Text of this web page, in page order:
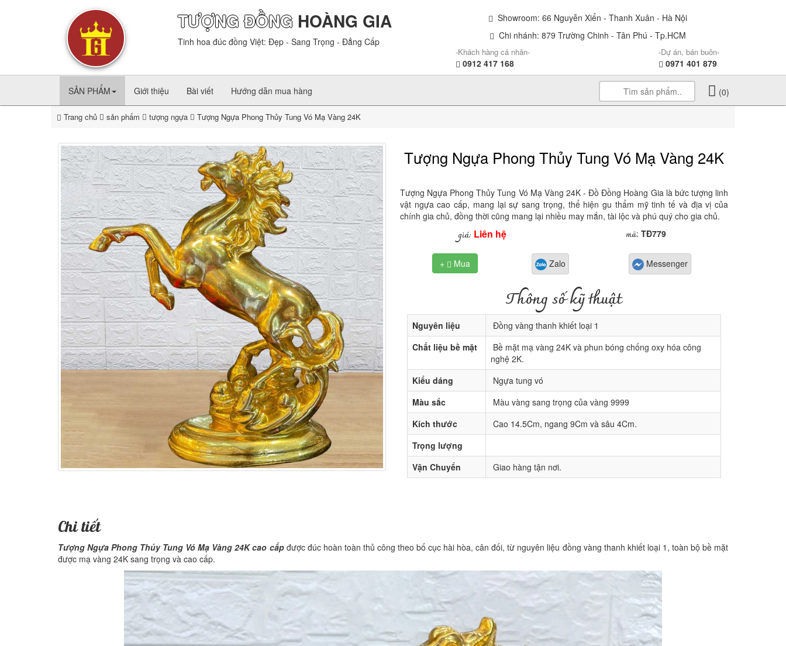
TƯỢNG ĐỒNG HOÀNG GIA
Tinh hoa đúc đồng Việt: Đẹp - Sang Trọng - Đẳng Cấp
Showroom: 66 Nguyễn Xiển - Thanh Xuân - Hà Nội
Chi nhánh: 879 Trường Chinh - Tân Phú - Tp.HCM
-Khách hàng cá nhân-
0912 417 168
-Dự án, bán buôn-
0971 401 879
SẢN PHẨM Giới thiệu Bài viết Hướng dẫn mua hàng (0)
Trang chủ sản phẩm tượng ngựa Tượng Ngựa Phong Thủy Tung Vó Mạ Vàng 24K
Tượng Ngựa Phong Thủy Tung Vó Mạ Vàng 24K
Tượng Ngựa Phong Thủy Tung Vó Mạ Vàng 24K - Đồ Đồng Hoàng Gia là bức tượng linh
vật ngựa cao cấp, mang lại sự sang trọng, thể hiện gu thẩm mỹ tinh tế và địa vị của
chính gia chủ, đồng thời cũng mang lại nhiều may mắn, tài lộc và phú quý cho gia chủ.
giá: Liên hệ mã:TĐ779
+  Mua Zalo Messenger
Thông số kỹ thuật
Nguyên liệu
Đồng vàng thanh khiết loại 1
Chất liệu bề mặt
Bề mặt mạ vàng 24K và phun bóng chống oxy hóa công
nghệ 2K.
Kiểu dáng
Ngựa tung vó
Màu sắc
Màu vàng sang trọng của vàng 9999
Kích thước
Cao 14.5Cm, ngang 9Cm và sâu 4Cm.
Trọng lượng
Vận Chuyển
Giao hàng tận nơi.
Chi tiết
Tượng Ngựa Phong Thủy Tung Vó Mạ Vàng 24K cao cấpđược đúc hoàn toàn thủ công theo bố cục hài hòa, cân đối, từ nguyên liệu đồng vàng thanh khiết loại 1, toàn bộ bề mặt
được mạ vàng 24K sang trọng và cao cấp.